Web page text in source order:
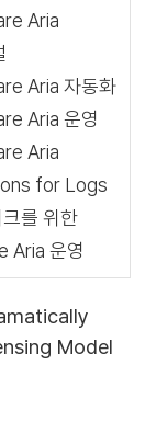
Aria
Aria 자동화
Aria 운영
Aria
for Logs
를 위한
Aria 운영
Model